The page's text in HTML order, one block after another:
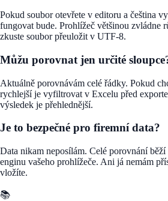
Pokud soubor otevřete v editoru a čeština
fungovat bude. Prohlížeč většinou zvládne
zkuste soubor přeuložit v UTF-8.
Můžu porovnat jen určité
Aktuálně porovnávám celé řádky. Pokud
rychlejší je vyfiltrovat v Excelu před
výsledek je přehlednější.
Je to bezpečné pro firemní data?
Data nikam neposílám. Celé porovnání
enginu vašeho prohlížeče. Ani já nemám
vložíte.
📚